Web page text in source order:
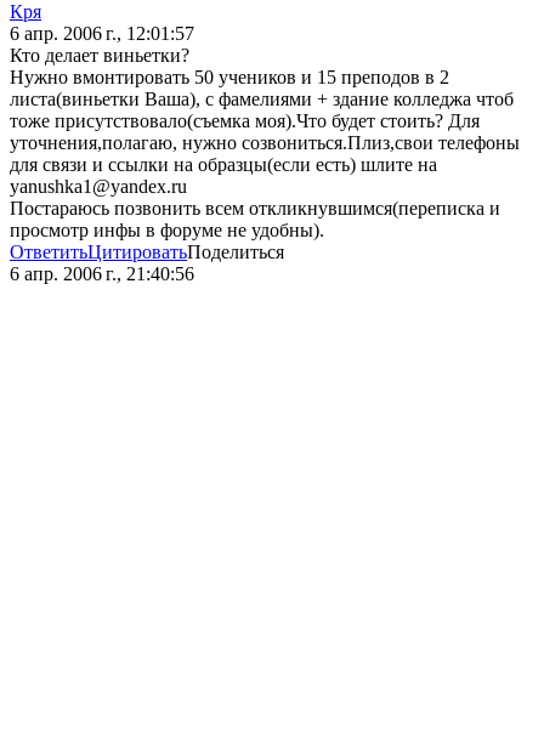
Кря
6 апр. 2006 г., 12:01:57
Кто делает виньетки?
Нужно вмонтировать 50 учеников и 15 преподов в 2
листа(виньетки Ваша), с фамелиями + здание колледжа чтоб
тоже присутствовало(съемка моя).Что будет стоить? Для
уточнения,полагаю, нужно созвониться.Плиз,свои телефоны
для связи и ссылки на образцы(если есть) шлите на
yanushka1@yandex.ru
Постараюсь позвонить всем откликнувшимся(переписка и
просмотр инфы в форуме не удобны).
ОтветитьЦитироватьПоделиться
6 апр. 2006 г., 21:40:56